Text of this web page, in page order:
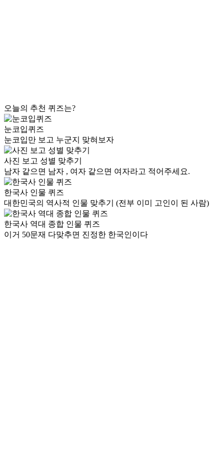
오늘의 추천 퀴즈는?
눈코입퀴즈
눈코입만 보고 누군지 맞혀보자
사진 보고 성별 맞추기
남자 같으면 남자 , 여자 같으면 여자라고 적어주세요.
한국사 인물 퀴즈
대한민국의 역사적 인물 맞추기 (전부 이미 고인이 된 사람)
한국사 역대 종합 인물 퀴즈
이거 50문재 다맞추면 진정한 한국인이다